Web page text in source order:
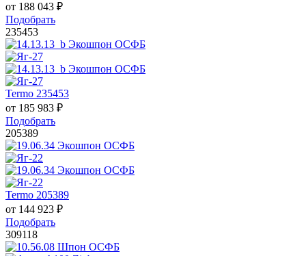
от 188 043 ₽
Подобрать
235453
Termo 235453
от 185 983 ₽
Подобрать
205389
Termo 205389
от 144 923 ₽
Подобрать
309118